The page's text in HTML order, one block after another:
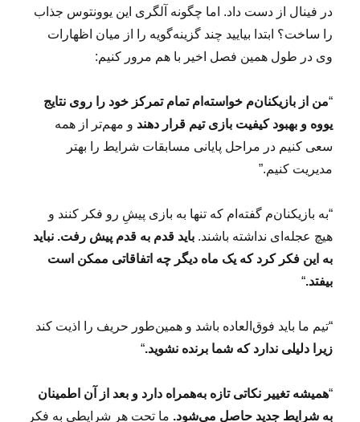
۶
)
م
و
ا
أ
ث
ذ
و
د
در فینال از دست داد. اما چگونه آلگری این یوونتوس جذاب
را ساخت؟ ابتدا بیایید چند گزینه‌گویه را از میان اظهارات
وی در طول همین فصل اخیر با هم مرور کنیم:
“من از بازیکنان‌م خواسته‌ام تمام تمرکز خود را روی نتایج
یووه و بهبود کیفیت بازی تیم قرار دهند و مهم‌تر از همه
سعی کنیم در مراحل پایانی مسابقات شرایط را بهتر
مدیریت کنیم.”
“به بازیکنان‌م گفته‌ام که تنها به بازی پیشِ رو فکر کنند و
هیچ عجله‌ای نداشته باشند.باید قدم به قدم پیش رفت. نباید
به این فکر کرد که یک ماه دیگر چه اتفاقاتی ممکن است
بیفتد.“
“تیم ما باید فوق‌العاده باشد و همین‌طور حریف را اذیت کند
زیرا دلیلی ندارد که شما برنده نشوید.“
“همیشه تغییر نکاتی تازه به‌همراه دارد و بعد از آن اطمینان
به شرایط جدید حاصل می‌شود. ما تحت هر شرایطی به فکر